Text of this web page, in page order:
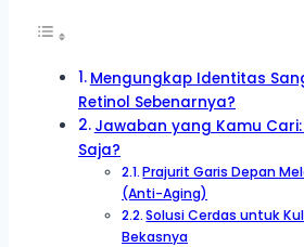
Mengungkap Identitas
Retinol Sebenarnya?
Jawaban yang Kamu
Saja?
Prajurit Garis Depan
(Anti-Aging)
Solusi Cerdas untuk
Bekasnya